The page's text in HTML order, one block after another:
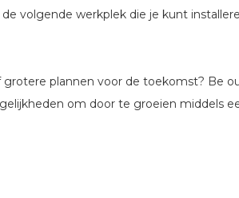
volgende werkplek die je kunt
grotere plannen voor de toekomst? Be
om door te groeien middels